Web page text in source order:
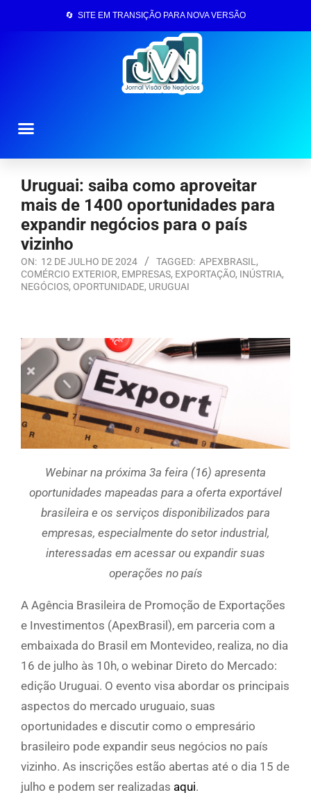
🔄 SITE EM TRANSIÇÃO PARA NOVA VERSÃO
Uruguai: saiba como aproveitar
mais de 1400 oportunidades para
expandir negócios para o país
vizinho
ON: 12 DE JULHO DE 2024 TAGGED: APEXBRASIL ,
COMÉRCIO EXTERIOR, EMPRESAS, EXPORTAÇÃO, INÚSTRIA,
NEGÓCIOS, OPORTUNIDADE, URUGUAI
Webinar na próxima 3a feira (16) apresenta
oportunidades mapeadas para a oferta exportável
brasileira e os serviços disponibilizados para
empresas, especialmente do setor industrial,
interessadas em acessar ou expandir suas
operações no país
A Agência Brasileira de Promoção de Exportações
e Investimentos (ApexBrasil), em parceria com a
embaixada do Brasil em Montevideo, realiza, no dia
16 de julho às 10h, o webinar Direto do Mercado:
edição Uruguai. O evento visa abordar os principais
aspectos do mercado uruguaio, suas
oportunidades e discutir como o empresário
brasileiro pode expandir seus negócios no país
vizinho. As inscrições estão abertas até o dia 15 de
julho e podem ser realizadas aqui.